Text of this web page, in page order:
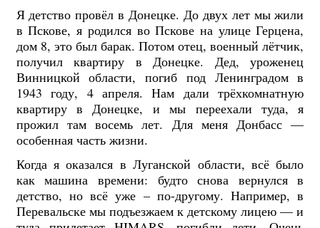
Я детство провёл в Донецке. До двух лет мы жили
в Пскове, я родился во Пскове на улице Герцена,
дом 8, это был барак. Потом отец, военный лётчик,
получил квартиру в Донецке. Дед, уроженец
Винницкой области, погиб под Ленинградом в
1943 году, 4 апреля. Нам дали трёхкомнатную
квартиру в Донецке, и мы переехали туда, я
прожил там восемь лет. Для меня Донбасс —
особенная часть жизни.
Когда я оказался в Луганской области, всё было
как машина времени: будто снова вернулся в
детство, но всё уже – по-другому. Например, в
Перевальске мы подъезжаем к детскому лицею — и